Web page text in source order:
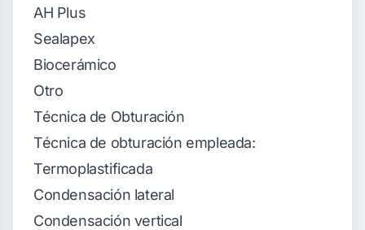
AH Plus
Sealapex
Biocerámico
Otro
Técnica de Obturación
Técnica de obturación empleada:
Termoplastificada
Condensación lateral
Condensación vertical